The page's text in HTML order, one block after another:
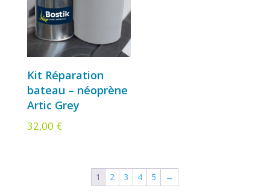
Kit Réparation
bateau – néoprène
Artic Grey
32,00 €
1 2 3 4 5 →